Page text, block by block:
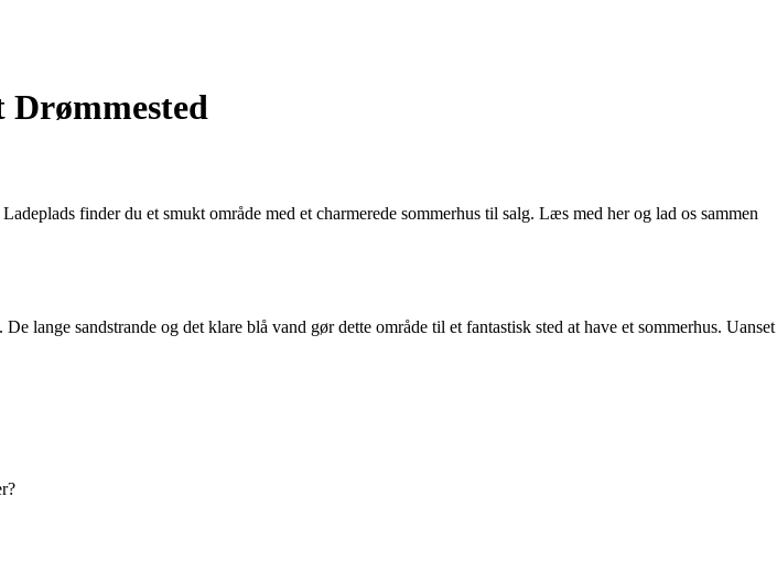
Drømmested
finder du et smukt område med et charmerede sommerhus til salg. Læs med her og lad os sammen
lange sandstrande og det klare blå vand gør dette område til et fantastisk sted at have et sommerhus. Uanset